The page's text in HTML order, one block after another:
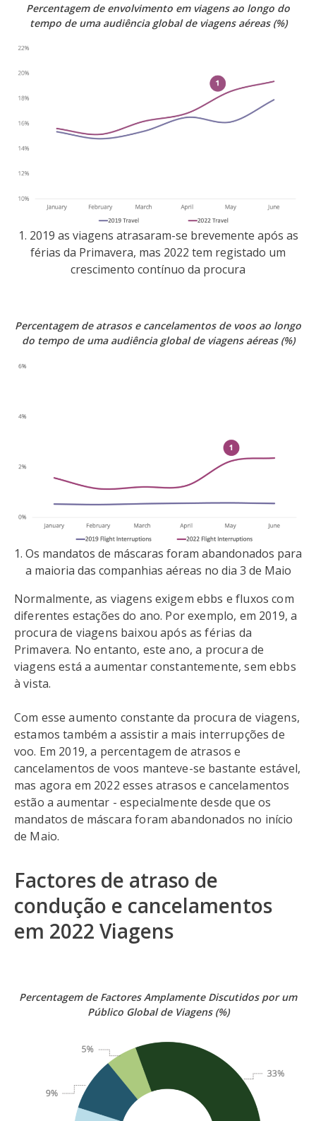
Percentagem de envolvimento em viagens ao longo do
tempo de uma audiência global de viagens aéreas (%)
1. 2019 as viagens atrasaram-se brevemente após as
férias da Primavera, mas 2022 tem registado um
crescimento contínuo da procura
Percentagem de atrasos e cancelamentos de voos ao longo
do tempo de uma audiência global de viagens aéreas (%)
1. Os mandatos de máscaras foram abandonados para
a maioria das companhias aéreas no dia 3 de Maio
Normalmente, as viagens exigem ebbs e fluxos com
diferentes estações do ano. Por exemplo, em 2019, a
procura de viagens baixou após as férias da
Primavera. No entanto, este ano, a procura de
viagens está a aumentar constantemente, sem ebbs
à vista.
Com esse aumento constante da procura de viagens,
estamos também a assistir a mais interrupções de
voo. Em 2019, a percentagem de atrasos e
cancelamentos de voos manteve-se bastante estável,
mas agora em 2022 esses atrasos e cancelamentos
estão a aumentar - especialmente desde que os
mandatos de máscara foram abandonados no início
de Maio.
Factores de atraso de
condução e cancelamentos
em 2022 Viagens
Percentagem de Factores Amplamente Discutidos por um
Público Global de Viagens (%)